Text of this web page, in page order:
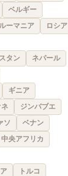
ベルギー
ルーマニア
ロシア
タン
ネパール
ギニア
ジンバブエ
ソ
ベナン
中央アフリカ
トルコ